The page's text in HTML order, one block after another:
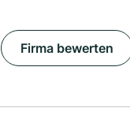
Firma bewerten